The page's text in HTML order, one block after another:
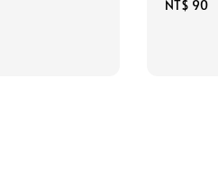
Regular
NT$ 90